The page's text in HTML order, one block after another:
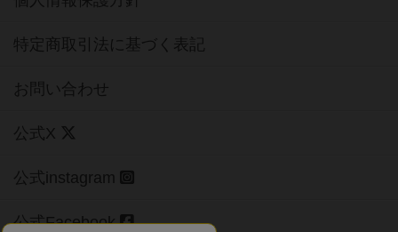
特定商取引法に基づく表記
お問い合わせ
公式X
公式instagram
公式Facebook